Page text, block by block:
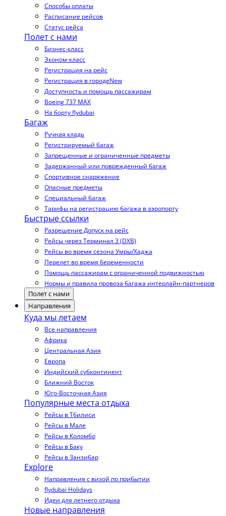
Способы оплаты
Расписание рейсов
Статус рейса
Полет с нами
Бизнес-класс
Эконом-класс
Регистрация на рейс
Регистрация в городеNew
Доступность и помощь пассажирам
Boeing 737 MAX
На борту flydubai
Багаж
Ручная кладь
Регистрируемый багаж
Запрещенные и ограниченные предметы
Задержанный или поврежденный багаж
Спортивное снаряжение
Опасные предметы
Специальный багаж
Тарифы на регистрацию багажа в аэропорту
Быстрые ссылки
Разрешение Допуск на рейс
Рейсы через Терминал 3 (DXB)
Рейсы во время сезона Умры/Хаджа
Перелет во время беременности
Помощь пассажирам с ограниченной подвижностью
Нормы и правила провоза багажа интерлайн-партнеров
Полет с нами
Направления
Куда мы летаем
Все направления
Африка
Центральная Азия
Европа
Индийский субконтинент
Ближний Восток
Юго-Восточная Азия
Популярные места отдыха
Рейсы в Тбилиси
Рейсы в Мале
Рейсы в Коломбо
Рейсы в Баку
Рейсы в Занзибар
Explore
Направления с визой по прибытии
flydubai Holidays
Идеи для летнего отдыха
Новые направления